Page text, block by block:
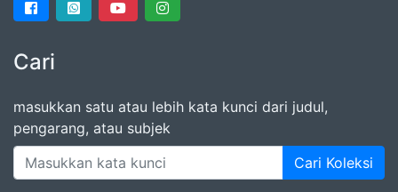
Cari
masukkan satu atau lebih kata kunci dari judul,
pengarang, atau subjek
Cari Koleksi